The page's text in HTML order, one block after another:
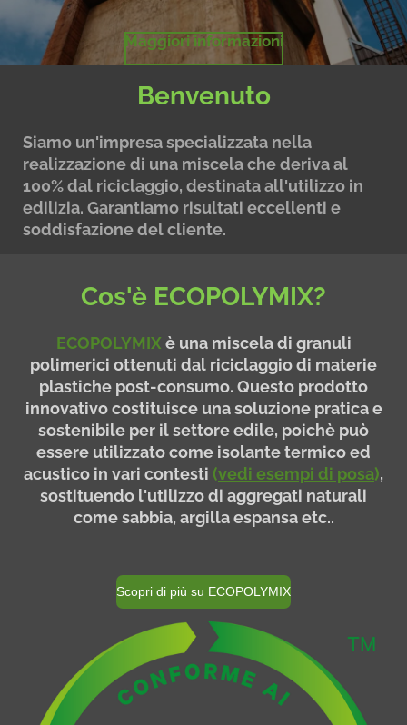
Maggiori informazioni
Benvenuto
Siamo un'impresa specializzata nella
realizzazione di una miscela che deriva al
100% dal riciclaggio, destinata all'utilizzo in
edilizia. Garantiamo risultati eccellenti e
soddisfazione del cliente.
Cos'è ECOPOLYMIX?
ECOPOLYMIX è una miscela di granuli
polimerici ottenuti dal riciclaggio di materie
plastiche post-consumo. Questo prodotto
innovativo costituisce una soluzione pratica e
sostenibile per il settore edile, poichè può
essere utilizzato come isolante termico ed
acustico in vari contesti (vedi esempi di posa),
sostituendo l'utilizzo di aggregati naturali
come sabbia, argilla espansa etc..
Scopri di più su ECOPOLYMIX